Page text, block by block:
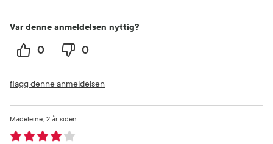
Var denne anmeldelsen nyttig?
0 0
flagg denne anmeldelsen
2 år siden
Madeleine